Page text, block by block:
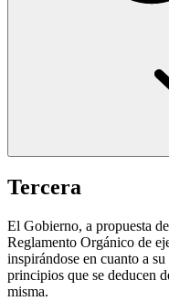
Tercera
El Gobierno, a propuesta
Reglamento Orgánico de
inspirándose en cuanto a
principios que se deducen
misma.